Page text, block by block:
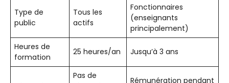
Type de
public
Tous les
actifs
Fonctionnaires
(enseignants
principalement)
Heures de
formation
25 heures/an Jusqu’à 3 ans
Pas de
Rémunération pendant